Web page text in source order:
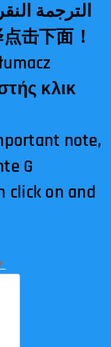
κλικ
note,
G
click on and